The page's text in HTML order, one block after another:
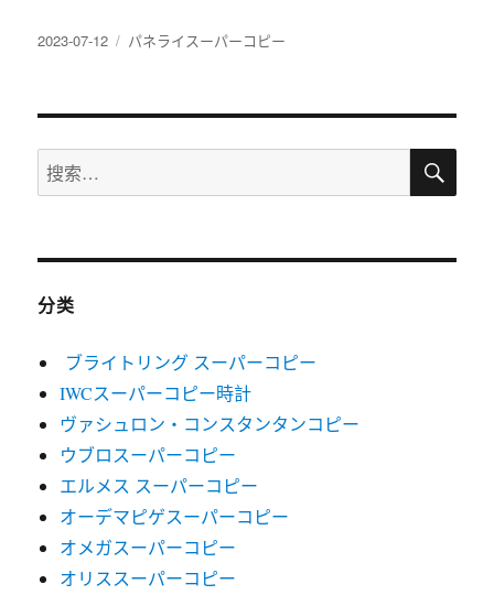
发
2023-07-12
分
パネライスーパーコピー
搜
索：
搜
分类
ブライトリング スーパーコピー
IWCスーパーコピー時計
ヴァシュロン・コンスタンタンコピー
ウブロスーパーコピー
エルメス スーパーコピー
オーデマピゲスーパーコピー
オメガスーパーコピー
オリススーパーコピー